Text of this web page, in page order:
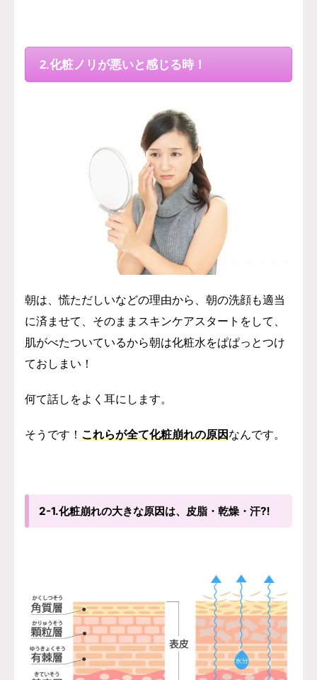
2.化粧ノリが悪いと感じる時！
朝は、慌ただしいなどの理由から、朝の洗顔も適当
に済ませて、そのままスキンケアスタートをして、
肌がべたついているから朝は化粧水をぱぱっとつけ
ておしまい！
何て話しをよく耳にします。
そうです！ これらが全て化粧崩れの原因なんです。
2-1.化粧崩れの大きな原因は、皮脂・乾燥・汗⁈